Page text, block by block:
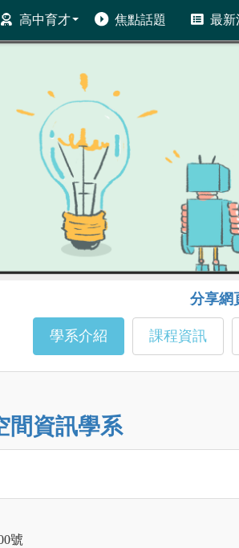
高中育才 焦點話題 最新
分享網
學系介紹 課程資訊
間資訊學系
號